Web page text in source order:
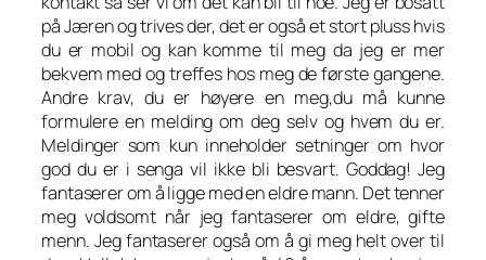
på Jæren og trives der, det er også et stort pluss hvis
du er mobil og kan komme til meg da jeg er mer
bekvem med og treffes hos meg de første gangene.
Andre krav, du er høyere en meg,du må kunne
formulere en melding om deg selv og hvem du er.
Meldinger som kun inneholder setninger om hvor
god du er i senga vil ikke bli besvart. Goddag! Jeg
fantaserer om å ligge med en eldre mann. Det tenner
meg voldsomt når jeg fantaserer om eldre, gifte
menn. Jeg fantaserer også om å gi meg helt over til